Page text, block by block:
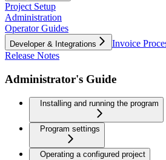
Project Setup
Administration
Operator Guides
Developer & Integrations
Invoice
Release Notes
Administrator's Guide
Installing and running the program
Program settings
Operating a configured project